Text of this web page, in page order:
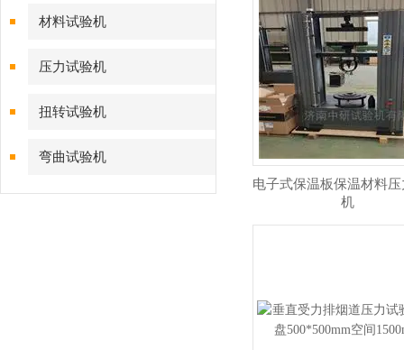
材料试验机
压力试验机
扭转试验机
弯曲试验机
电子式保温板保温材料
机